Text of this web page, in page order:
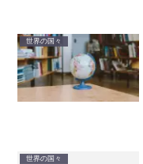
世界の国々
世界の国々